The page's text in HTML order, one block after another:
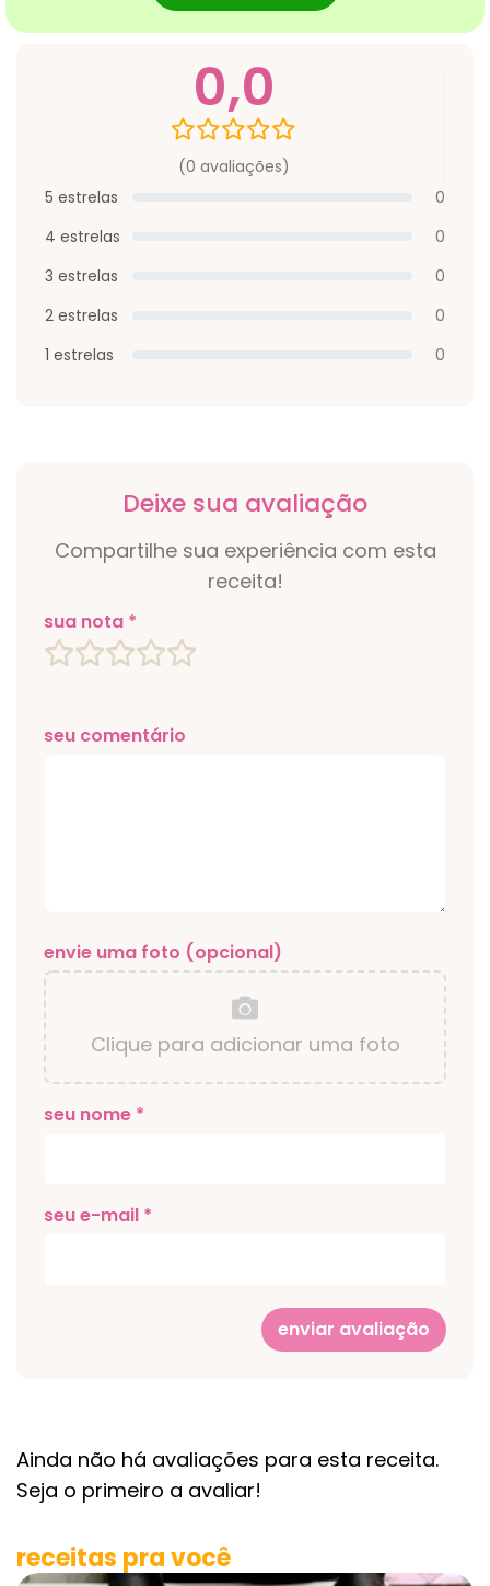
0,0
(0 avaliações)
5 estrelas
0
4 estrelas
0
3 estrelas
0
2 estrelas
0
1 estrelas
0
Deixe sua avaliação
Compartilhe sua experiência com esta
receita!
sua nota *
seu comentário
envie uma foto (opcional)
Clique para adicionar uma foto
seu nome *
seu e-mail *
enviar avaliação
Ainda não há avaliações para esta receita.
Seja o primeiro a avaliar!
receitas pra você